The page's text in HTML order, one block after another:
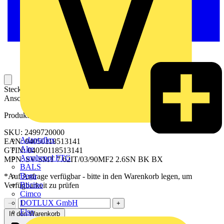
Adaptaflex
Alre
Amphenol FTG
BALS
Bega
Bticino
Cimco
DOTLUX GmbH
Elso
Steckbarer Leiterplatten-Anschluss mit innovatiever
Anschlusstechnologie für eine sichere und intuitive Handhabung.
Produktkennzeichen
SKU: 2499720000
EAN: 04050118513141
GTIN: 04050118513141
MPN: SV-SMT 7.62IT/03/90MF2 2.6SN BK BX
*Auf Anfrage verfügbar - bitte in den Warenkorb legen, um
Verfügbarkeit zu prüfen
−
+
In den Warenkorb